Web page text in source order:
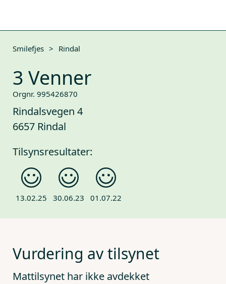
Smilefjes > Rindal
3 Venner
Orgnr. 995426870
Rindalsvegen 4
6657 Rindal
Tilsynsresultater:
13.02.25 30.06.23 01.07.22
Vurdering av tilsynet
Mattilsynet har ikke avdekket